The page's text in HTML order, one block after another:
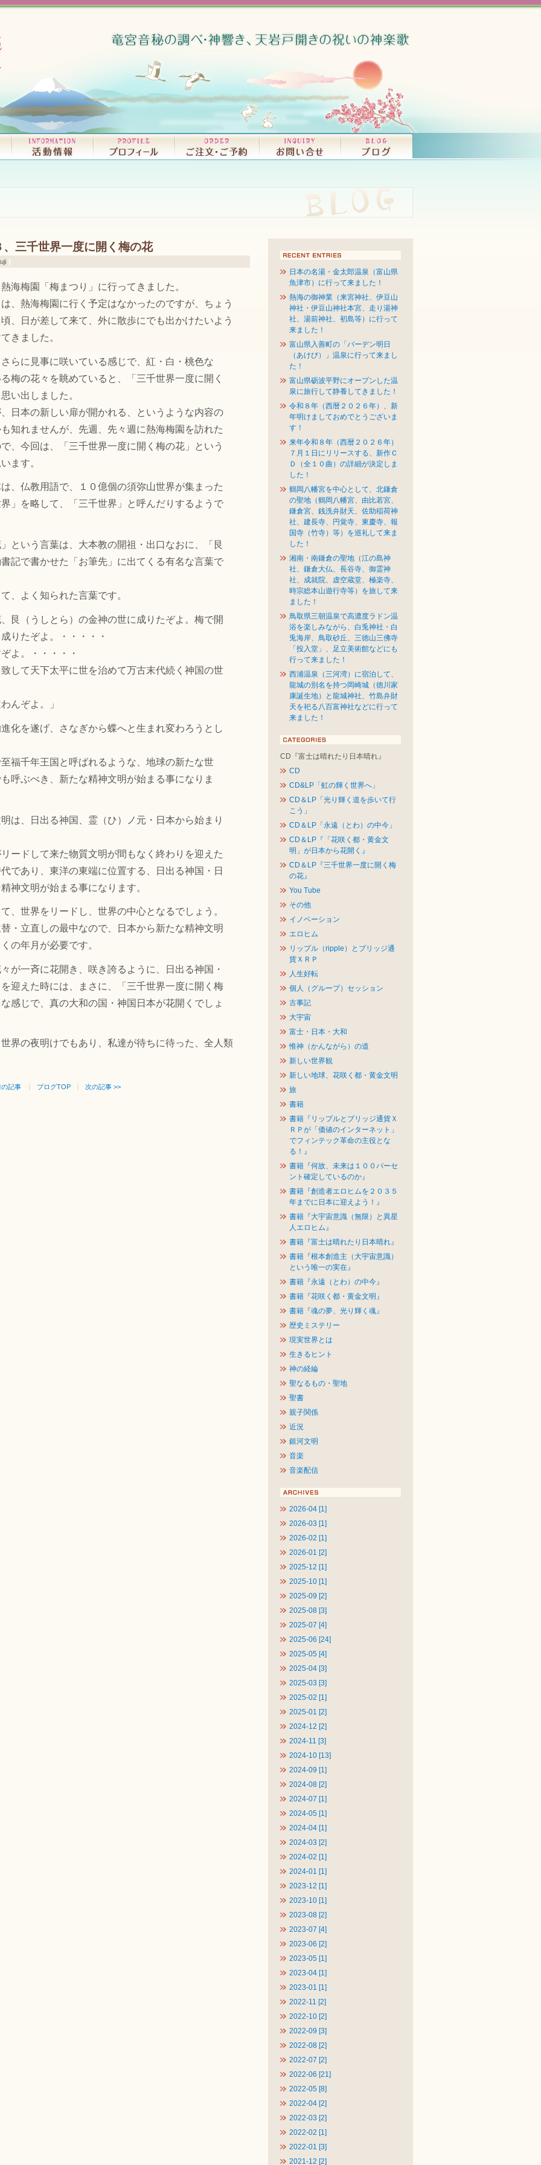
リリースCD・試聴｜DISCOGRAPHY
書籍｜BOOKS コンサート、ライブ・活動情報｜
三千世界一度に開く梅の花
海梅園「梅まつり」に行ってきました。
、熱海梅園に行く予定はなかったのですが、ちょう
、日が差して来て、外に散歩にでも出かけたいよう
きました。
らに見事に咲いている感じで、紅・白・桃色な
梅の花々を眺めていると、「三千世界一度に開く
い出しました。
日本の新しい扉が開かれる、というような内容の
知れませんが、先週、先々週に熱海梅園を訪れた
、今回は、「三千世界一度に開く梅の花」という
ます。
、仏教用語で、１０億個の須弥山世界が集まった
」を略して、「三千世界」と呼んだりするようで
という言葉は、大本教の開祖・出口なおに、「艮
記で書かせた「お筆先」に出てくる有名な言葉で
、よく知られた言葉です。
艮（うしとら）の金神の世に成りたぞよ。梅で開
りたぞよ。・・・・・
よ。・・・・・
して天下太平に世を治めて万古末代続く神国の世
んぞよ。」
化を遂げ、さなぎから蝶へと生まれ変わろうとし
福千年王国と呼ばれるような、地球の新たな世
呼ぶべき、新たな精神文明が始まる事になりま
は、日出る神国、霊（ひ）ノ元・日本から始まり
ードして来た物質文明が間もなく終わりを迎えた
であり、東洋の東端に位置する、日出る神国・日
神文明が始まる事になります。
、世界をリードし、世界の中心となるでしょう。
・立直しの最中なので、日本から新たな精神文明
の年月が必要です。
が一斉に花開き、咲き誇るように、日出る神国・
迎えた時には、まさに、「三千世界一度に開く梅
感じで、真の大和の国・神国日本が花開くでしょ
界の夜明けでもあり、私達が待ちに待った、全人類
の記事 ブログTOP 次の記事 >>
日本の名湯・金太郎温泉（富山県
魚津市）に行って来ました！
熱海の御神業（来宮神社、伊豆山
神社・伊豆山神社本宮、走り湯神
社、湯前神社、初島等）に行って
来ました！
富山県入善町の「バーデン明日
（あけび）」温泉に行って来まし
た！
富山県砺波平野にオープンした温
泉に旅行して静養してきました！
令和８年（西暦２０２６年）、新
年明けましておめでとうございま
す！
来年令和８年（西暦２０２６年）
７月１日にリリースする、新作Ｃ
Ｄ（全１０曲）の詳細が決定しま
した！
鶴岡八幡宮を中心として、北鎌倉
の聖地（鶴岡八幡宮、由比若宮、
鎌倉宮、銭洗弁財天、佐助稲荷神
社、建長寺、円覚寺、東慶寺、報
国寺（竹寺）等）を巡礼して来ま
した！
湘南・南鎌倉の聖地（江の島神
社、鎌倉大仏、長谷寺、御霊神
社、成就院、虚空蔵堂、極楽寺、
時宗総本山遊行寺等）を旅して来
ました！
鳥取県三朝温泉で高濃度ラドン温
浴を楽しみながら、白兎神社・白
兎海岸、鳥取砂丘、三徳山三佛寺
「投入堂」、足立美術館などにも
行って来ました！
西浦温泉（三河湾）に宿泊して、
龍城の別名を持つ岡崎城（徳川家
康誕生地）と龍城神社、竹島弁財
天を祀る八百富神社などに行って
来ました！
CD『富士は晴れたり日本晴れ』
CD
CD&LP「虹の輝く世界へ」
CD＆LP「光り輝く道を歩いて行
こう」
CD＆LP「永遠（とわ）の中今」
CD＆LP『「花咲く都・黄金文
明」が日本から花開く』
CD＆LP『三千世界一度に開く梅
の花』
You Tube
その他
イノベーション
エロヒム
リップル（ripple）とブリッジ通
貨ＸＲＰ
人生好転
個人（グループ）セッション
古事記
大宇宙
富士・日本・大和
惟神（かんながら）の道
新しい世界観
新しい地球、花咲く都・黄金文明
旅
書籍
書籍『リップルとブリッジ通貨Ｘ
ＲＰが「価値のインターネット」
でフィンテック革命の主役とな
る！』
書籍『何故、未来は１００パーセ
ント確定しているのか』
書籍『創造者エロヒムを２０３５
年までに日本に迎えよう！』
書籍『大宇宙意識（無限）と異星
人エロヒム』
書籍『富士は晴れたり日本晴れ』
書籍『根本創造主（大宇宙意識）
という唯一の実在』
書籍『永遠（とわ）の中今』
書籍『花咲く都・黄金文明』
書籍『魂の夢、光り輝く魂』
歴史ミステリー
現実世界とは
生きるヒント
神の経綸
聖なるもの・聖地
聖書
親子関係
近況
銀河文明
音楽
音楽配信
2026-04 [1]
2026-03 [1]
2026-02 [1]
2026-01 [2]
2025-12 [1]
2025-10 [1]
2025-09 [2]
2025-08 [3]
2025-07 [4]
2025-06 [24]
2025-05 [4]
2025-04 [3]
2025-03 [3]
2025-02 [1]
2025-01 [2]
2024-12 [2]
2024-11 [3]
2024-10 [13]
2024-09 [1]
2024-08 [2]
2024-07 [1]
2024-05 [1]
2024-04 [1]
2024-03 [2]
2024-02 [1]
2024-01 [1]
2023-12 [1]
2023-10 [1]
2023-08 [2]
2023-07 [4]
2023-06 [2]
2023-05 [1]
2023-04 [1]
2023-01 [1]
2022-11 [2]
2022-10 [2]
2022-09 [3]
2022-08 [2]
2022-07 [2]
2022-06 [21]
2022-05 [8]
2022-04 [2]
2022-03 [2]
2022-02 [1]
2022-01 [3]
2021-12 [2]